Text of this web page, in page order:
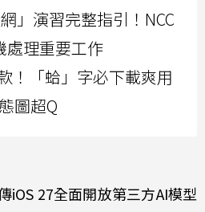
」演習完整指引！NCC
處理重要工作
！「蛤」字必下載爽用
圖超Q
iOS 27全面開放第三方AI模型